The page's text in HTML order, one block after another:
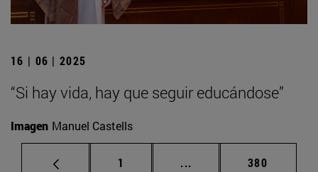
16 | 06 | 2025
“Si hay vida, hay que seguir educándose”
Imagen Manuel Castells
Página
1 ... Páginas intermedias
Página
380